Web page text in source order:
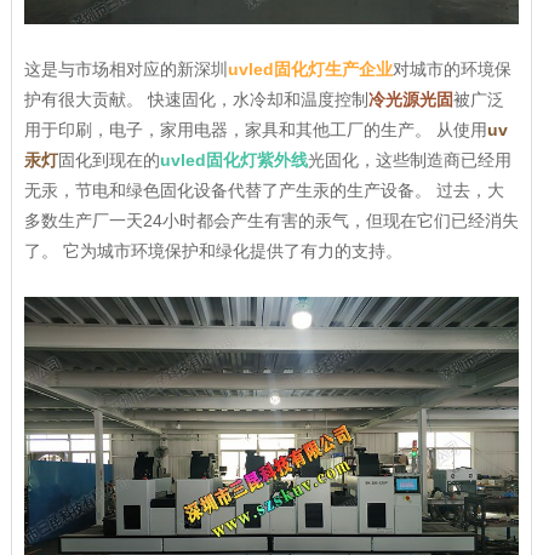
这是与市场相对应的新深圳 uvled固化灯生产企业对城市的环境保
护有很大贡献。 快速固化，水冷却和温度控制冷光源光固被广泛
用于印刷，电子，家用电器，家具和其他工厂的生产。 从使用uv
汞灯固化到现在的uvled固化灯紫外线光固化，这些制造商已经用
无汞，节电和绿色固化设备代替了产生汞的生产设备。 过去，大
多数生产厂一天24小时都会产生有害的汞气，但现在它们已经消失
了。 它为城市环境保护和绿化提供了有力的支持。